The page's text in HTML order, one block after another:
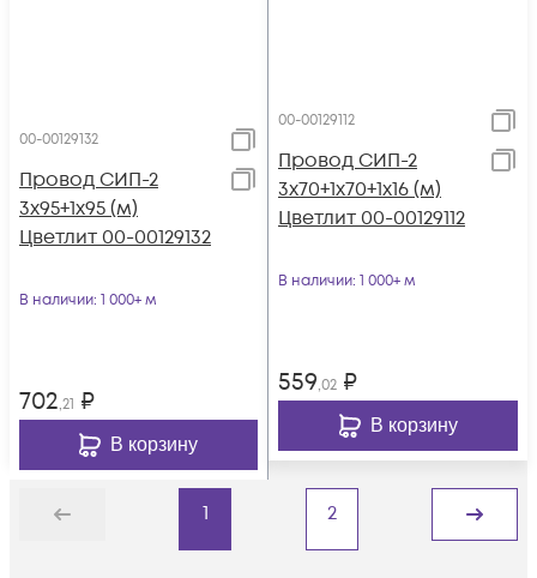
00-00129132
Провод СИП-2
3х95+1х95 (м)
Цветлит 00-00129132
В наличии: 1 000+ м
702,21 ₽
В корзину
00-00129112
Провод СИП-2
3х70+1х70+1х16 (м)
Цветлит 00-00129112
В наличии: 1 000+ м
559,02 ₽
В корзину
Назад
1 2
Дальше